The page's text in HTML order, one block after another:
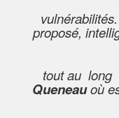
proposé,
tout au long
Queneauoù